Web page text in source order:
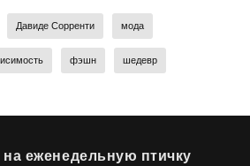
Давиде Сорренти мода
фэшн шедевр
еженедельную птичку